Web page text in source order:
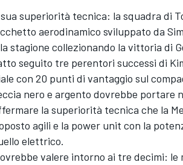
superiorità tecnica: la squadra di
aerodinamico sviluppato da
stagione collezionando la vittoria di
seguito tre perentori successi di
con 20 punti di vantaggio sul
nero e argento dovrebbe portare
la superiorità tecnica che la
agili e la power unit con la
elettrico.
valere intorno ai tre decimi: le